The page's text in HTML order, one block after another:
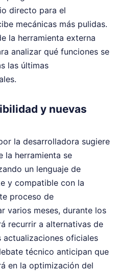
directo para el
mecánicas más pulidas.
la herramienta externa
analizar qué funciones se
las últimas
y nuevas
la desarrolladora sugiere
la herramienta se
un lenguaje de
y compatible con la
proceso de
varios meses, durante los
recurrir a alternativas de
actualizaciones oficiales
técnico anticipan que
en la optimización del